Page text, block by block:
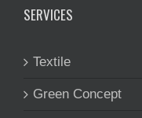
SERVICES
Textile
Green Concept